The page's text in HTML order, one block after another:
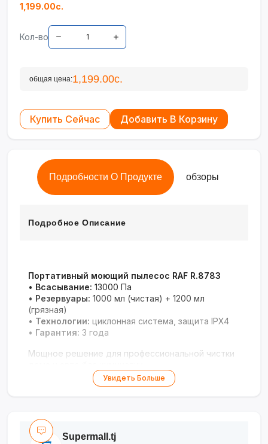
1,199.00с.
Кол-во
общая цена:1,199.00с.
Купить Сейчас Добавить В Корзину
Подробности О Продукте обзоры
Подробное Описание
Портативный моющий пылесос RAF R.8783
• Всасывание: 13000 Па
• Резервуары: 1000 мл (чистая) + 1200 мл
(грязная)
• Технологии: циклонная система, защита IPX4
• Гарантия: 3 года
Мощное решение для профессиональной чистки
Увидеть Больше
Supermall.tj